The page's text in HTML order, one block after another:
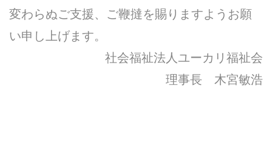
変わらぬご支援、ご鞭撻を賜りますようお願
い申し上げます。
社会福祉法人ユーカリ福祉会
理事長 木宮敏浩